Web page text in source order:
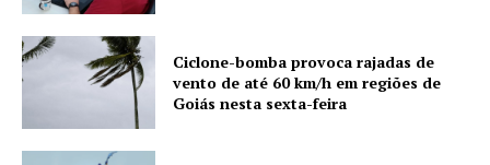
Ciclone-bomba provoca rajadas de
vento de até 60 km/h em regiões de
Goiás nesta sexta-feira